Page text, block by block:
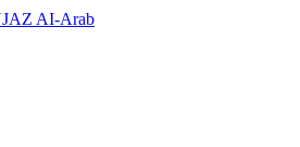
AI-Arab